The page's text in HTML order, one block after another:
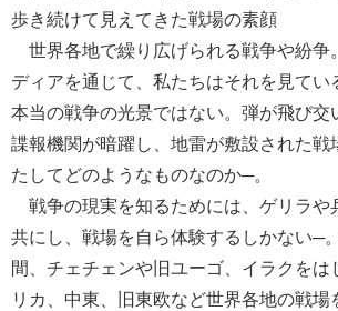
歩き続けて見えてきた戦場の素顔
世界各地で繰り広げられる戦争や紛争
ディアを通じて、私たちはそれを見てい
本当の戦争の光景ではない。弾が飛び交
諜報機関が暗躍し、地雷が敷設された戦
たしてどのようなものなのか─。
戦争の現実を知るためには、ゲリラや
共にし、戦場を自ら体験するしかない─
間、チェチェンや旧ユーゴ、イラクをは
リカ、中東、旧東欧など世界各地の戦場